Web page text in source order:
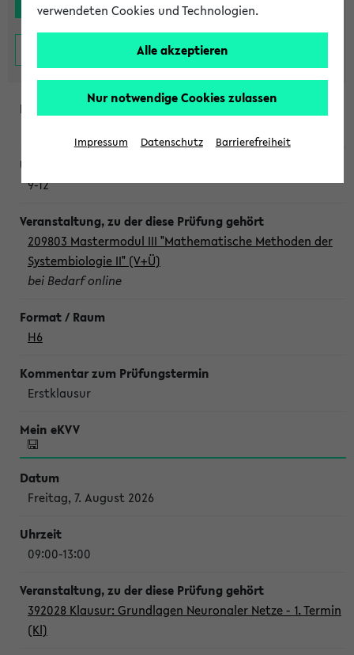
9-12
209803 Mastermodul III "Mathematische Methoden der
Systembiologie II" (V+Ü)
bei Bedarf online
H6
Erstklausur
Freitag, 7. August 2026
09:00-13:00
392028 Klausur: Grundlagen Neuronaler Netze - 1. Termin
(Kl)
verwendeten Cookies und Technologien.
Alle akzeptieren
Nur notwendige Cookies zulassen
Impressum Datenschutz Barrierefreiheit